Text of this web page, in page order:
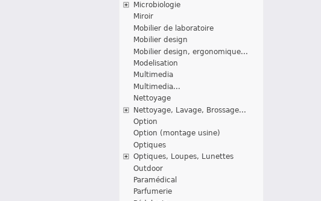
Microbiologie
Miroir
Mobilier de laboratoire
Mobilier design
Mobilier design, ergonomique...
Modelisation
Multimedia
Multimedia...
Nettoyage
Nettoyage, Lavage, Brossage...
Option
Option (montage usine)
Optiques
Optiques, Loupes, Lunettes
Outdoor
Paramédical
Parfumerie